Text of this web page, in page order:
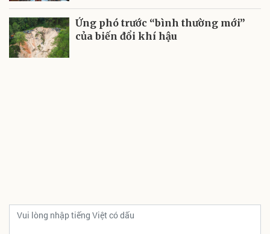
Ứng phó trước “bình thường mới”
của biến đổi khí hậu